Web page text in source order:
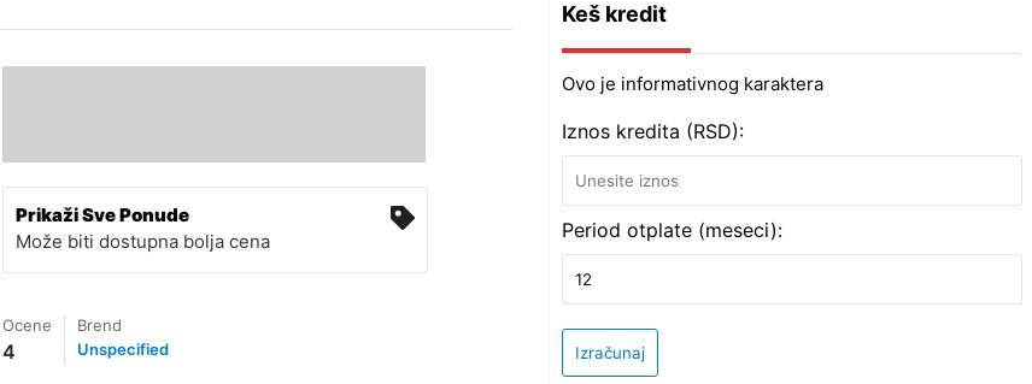
Prikaži Sve Ponude
Može biti dostupna bolja cena
Ocene
4
Brend
Unspecified
Keš kredit
Ovo je informativnog karaktera
Iznos kredita (RSD):
Period otplate (meseci):
Izračunaj